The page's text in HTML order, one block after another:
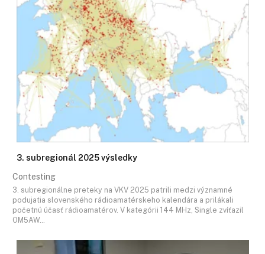
3. subregionál 2025 výsledky
Contesting
3. subregionálne preteky na VKV 2025 patrili medzi významné
podujatia slovenského rádioamatérskeho kalendára a prilákali
početnú účasť rádioamatérov. V kategórii 144 MHz, Single zvíťazil
OM5AW…